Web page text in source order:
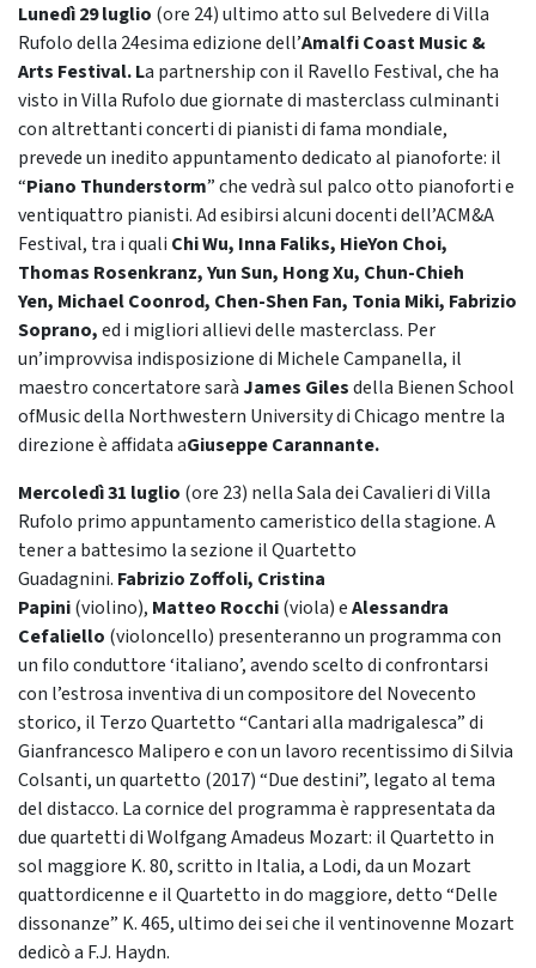
Lunedì 29 luglio (ore 24) ultimo atto sul Belvedere di Villa
Rufolo della 24esima edizione dell’Amalfi Coast Music &
Arts Festival.La partnership con il Ravello Festival, che ha
visto in Villa Rufolo due giornate di masterclass culminanti
con altrettanti concerti di pianisti di fama mondiale,
prevede un inedito appuntamento dedicato al pianoforte: il
“Piano Thunderstorm” che vedrà sul palco otto pianoforti e
ventiquattro pianisti. Ad esibirsi alcuni docenti dell’ACM&A
Festival, tra i quali Chi Wu, Inna Faliks, HieYon Choi,
Thomas Rosenkranz, Yun Sun, Hong Xu, Chun-Chieh
Yen, Michael Coonrod, Chen-Shen Fan, Tonia Miki, Fabrizio
Soprano,ed i migliori allievi delle masterclass. Per
un’improvvisa indisposizione di Michele Campanella, il
maestro concertatore sarà James Gilesdella Bienen School
ofMusic della Northwestern University di Chicago mentre la
direzione è affidata aGiuseppe Carannante.
Mercoledì 31 luglio (ore 23) nella Sala dei Cavalieri di Villa
Rufolo primo appuntamento cameristico della stagione. A
tener a battesimo la sezione il Quartetto
Guadagnini. Fabrizio Zoffoli, Cristina
Papini(violino), Matteo Rocchi(viola) eAlessandra
Cefaliello (violoncello) presenteranno un programma con
un filo conduttore ‘italiano’, avendo scelto di confrontarsi
con l’estrosa inventiva di un compositore del Novecento
storico, il Terzo Quartetto “Cantari alla madrigalesca” di
Gianfrancesco Malipero e con un lavoro recentissimo di Silvia
Colsanti, un quartetto (2017) “Due destini”, legato al tema
del distacco. La cornice del programma è rappresentata da
due quartetti di Wolfgang Amadeus Mozart: il Quartetto in
sol maggiore K. 80, scritto in Italia, a Lodi, da un Mozart
quattordicenne e il Quartetto in do maggiore, detto “Delle
dissonanze” K. 465, ultimo dei sei che il ventinovenne Mozart
dedicò a F.J. Haydn.